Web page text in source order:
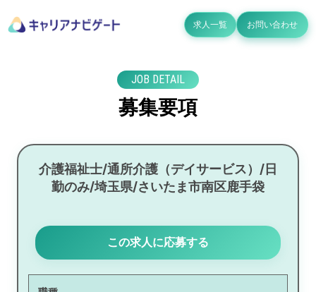
求人一覧 お問い合わせ
JOB DETAIL
募集要項
介護福祉士/通所介護（デイサービス）/日
勤のみ/埼玉県/さいたま市南区鹿手袋
この求人に応募する